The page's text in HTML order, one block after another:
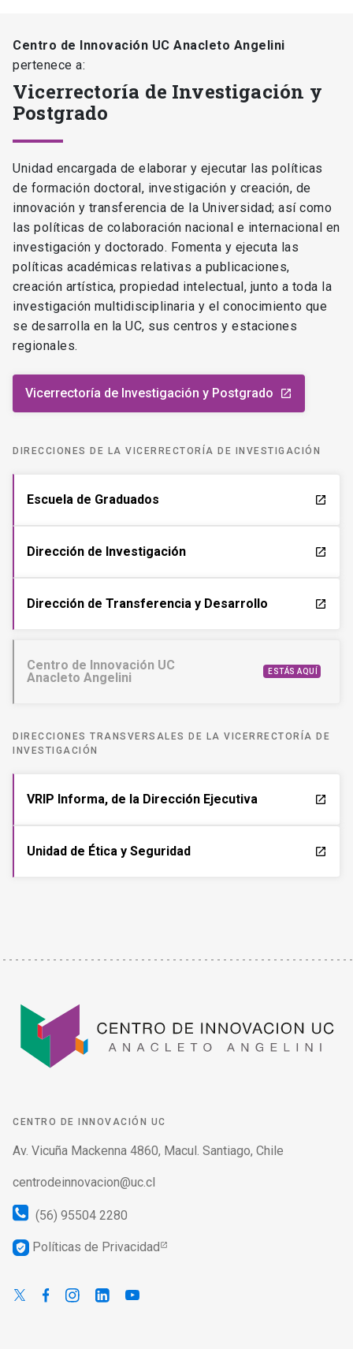
Centro de Innovación UC Anacleto Angelini
pertenece a:
Vicerrectoría de Investigación y
Postgrado
Unidad encargada de elaborar y ejecutar las políticas
de formación doctoral, investigación y creación, de
innovación y transferencia de la Universidad; así como
las políticas de colaboración nacional e internacional en
investigación y doctorado. Fomenta y ejecuta las
políticas académicas relativas a publicaciones,
creación artística, propiedad intelectual, junto a toda la
investigación multidisciplinaria y el conocimiento que
se desarrolla en la UC, sus centros y estaciones
regionales.
Vicerrectoría de Investigación y Postgrado launch
DIRECCIONES DE LA VICERRECTORÍA DE INVESTIGACIÓN
Escuela de Graduados launch
Dirección de Investigación launch
Dirección de Transferencia y Desarrollo launch
Centro de Innovación UC
Anacleto Angelini
ESTÁS AQUÍ
DIRECCIONES TRANSVERSALES DE LA VICERRECTORÍA DE
INVESTIGACIÓN
VRIP Informa, de la Dirección Ejecutiva launch
Unidad de Ética y Seguridad launch
CENTRO DE INNOVACIÓN UC
Av. Vicuña Mackenna 4860, Macul. Santiago, Chile
centrodeinnovacion@uc.cl
(56) 95504 2280
verified_user Políticas de Privacidad